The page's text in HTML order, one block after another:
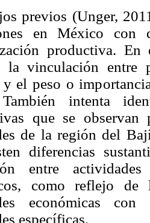
previos (Unger,
en México con
productiva.
la vinculación
y el peso o
intenta
que se
de la región del
diferencias
entre
como reflejo de
económicas
específicas.